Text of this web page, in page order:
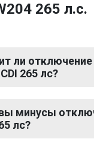
265 л.с.
ли
265 лс?
минусы
лс?